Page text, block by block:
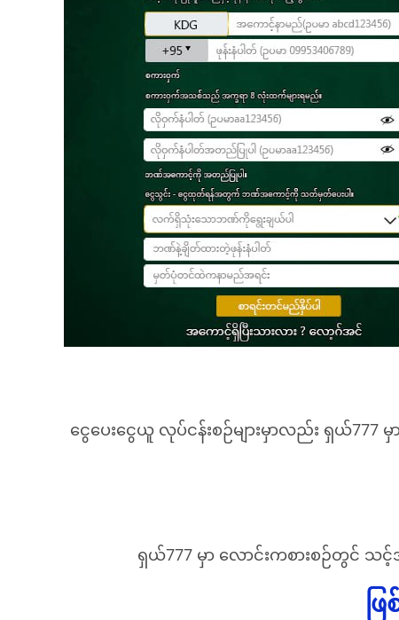
ငွေပေးငွေယူ လုပ်ငန်းစဉ်များမှာလည်း ရှယ်777
ရှယ်777 မှာ လောင်းကစားစဉ်တွင်
ဖ